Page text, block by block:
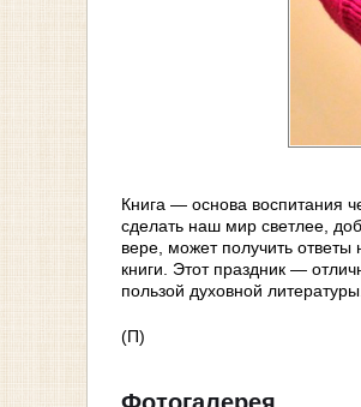
Книга — основа воспитания
сделать наш мир светлее,
вере, может получить
книги. Этот праздник —
пользой духовной
(П)